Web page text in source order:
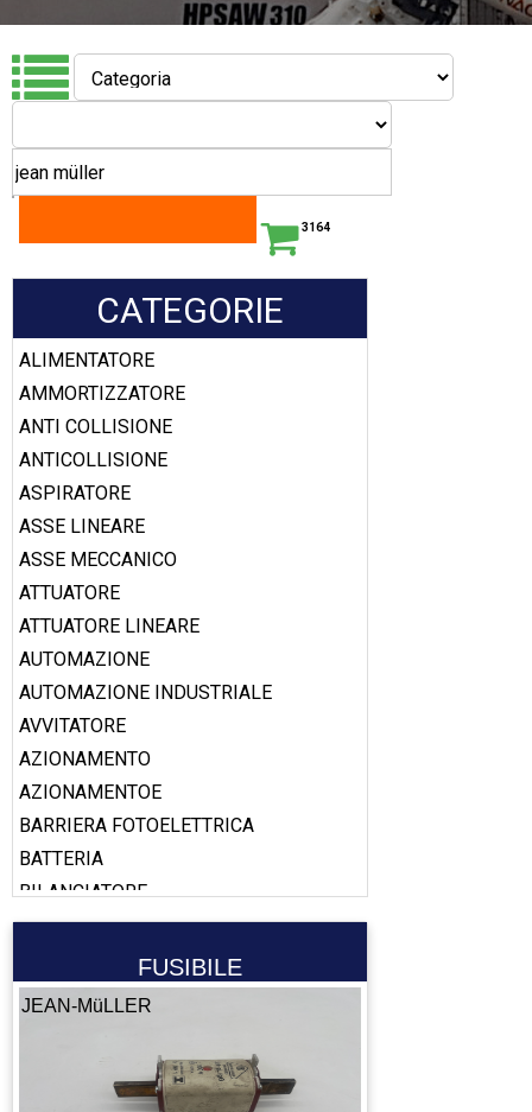
3164
CATEGORIE
ALIMENTATORE
AMMORTIZZATORE
ANTI COLLISIONE
ANTICOLLISIONE
ASPIRATORE
ASSE LINEARE
ASSE MECCANICO
ATTUATORE
ATTUATORE LINEARE
AUTOMAZIONE
AUTOMAZIONE INDUSTRIALE
AVVITATORE
AZIONAMENTO
AZIONAMENTOE
BARRIERA FOTOELETTRICA
BATTERIA
BILANCIATORE
BOBINA
CABLAGGIO
FUSIBILE
JEAN-MüLLER